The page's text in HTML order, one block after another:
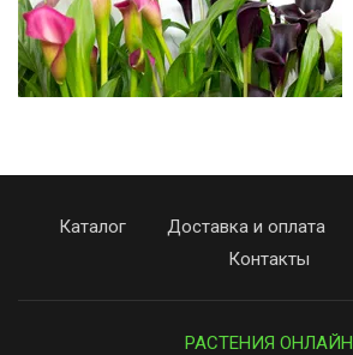
Каталог Доставка и оплата
Контакты
РАСТЕНИЯ ОНЛАЙН